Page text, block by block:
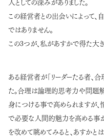
この経営者との出会いによって
ではありません。
この3つが、私があすかで得た大
ある経営者が「リーダーたる者、
た。合理は論理的思考力や問題
身につける事で高められますが
で必要な人間的魅力を高める事
を改めて眺めてみると、あすかと